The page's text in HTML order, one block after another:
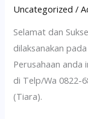
Uncategorized /
Selamat dan
dilaksanakan
Perusahaan anda
di Telp/Wa 0822-
(Tiara).